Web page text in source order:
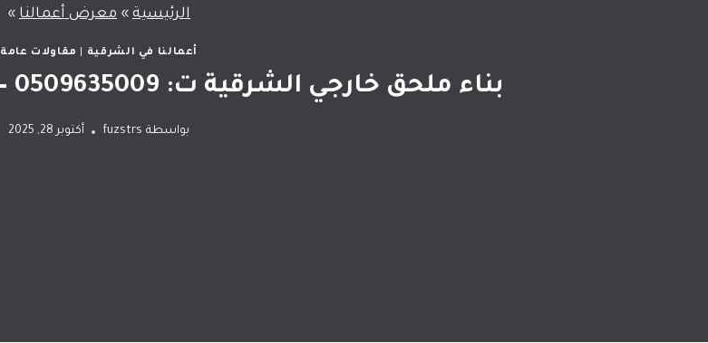
الرئيسية » معرض أعمالنا »
أعمالنا في الشرقية مقاولات عامة
بناء ملحق خارجي الشرقية ت: 0509635009 – ملحق خارجي جميل الدمام
بواسطة fuzstrs أكتوبر 28, 2025